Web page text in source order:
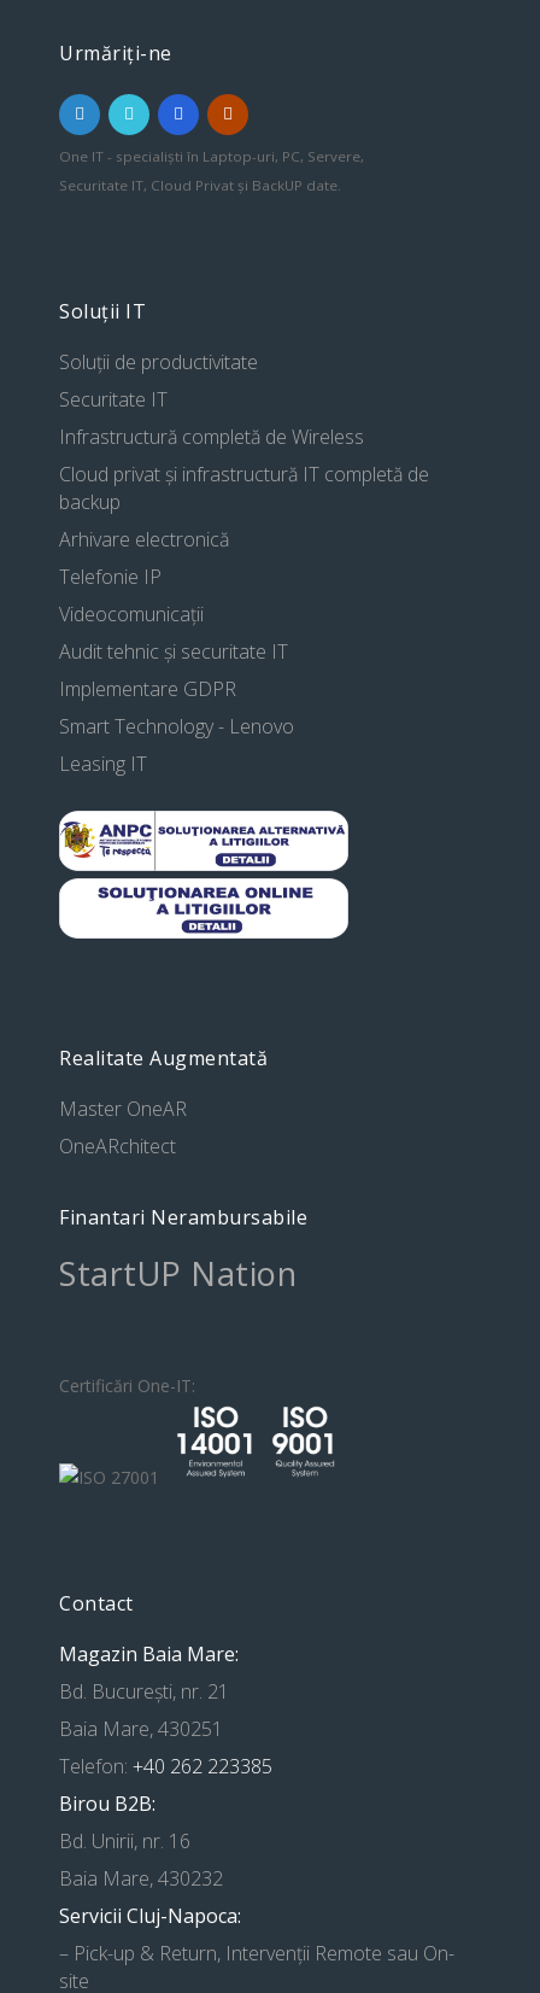
Urmăriți-ne
One IT - specialiști în Laptop-uri, PC, Servere,
Securitate IT, Cloud Privat și BackUP date.
Soluții IT
Soluții de productivitate
Securitate IT
Infrastructură completă de Wireless
Cloud privat și infrastructură IT completă de
backup
Arhivare electronică
Telefonie IP
Videocomunicații
Audit tehnic și securitate IT
Implementare GDPR
Smart Technology - Lenovo
Leasing IT
Realitate Augmentată
Master OneAR
OneARchitect
Finantari Nerambursabile
StartUP Nation
Certificări One-IT:
Contact
Magazin Baia Mare:
Bd. București, nr. 21
Baia Mare, 430251
Telefon: +40 262 223385
Birou B2B:
Bd. Unirii, nr. 16
Baia Mare, 430232
Servicii Cluj-Napoca:
– Pick-up & Return, Intervenții Remote sau On-
site